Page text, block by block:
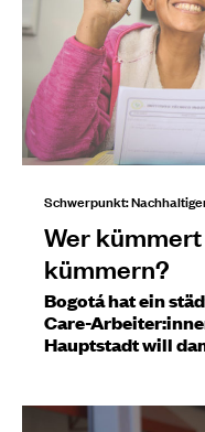
Schwerpunkt:
Wer
kümmern?
Bogotá hat ein
Care-
Hauptstadt will